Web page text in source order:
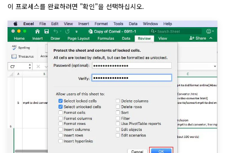
이 프로세스를 완료하려면 "확인"을 선택하십시오.